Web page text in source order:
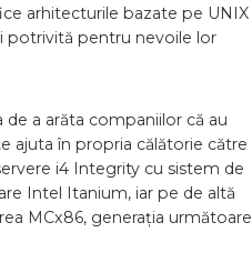
arhitecturile bazate pe UNIX
potrivită pentru nevoile lor
a arăta companiilor că au
ajuta în propria călătorie către
i4 Integrity cu sistem de
Intel Itanium, iar pe de altă
MCx86, generația următoare